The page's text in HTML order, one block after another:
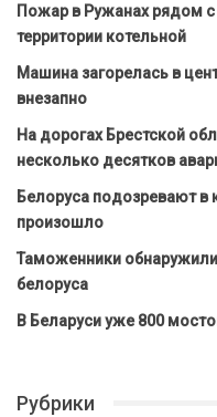
Пожар в Ружанах рядом с
территории котельной
Машина загорелась в
внезапно
На дорогах Брестской
несколько десятков
Белоруса подозревают в
произошло
Таможенники
белоруса
В Беларуси уже 800
Рубрики